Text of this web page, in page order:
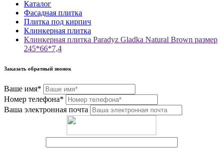
Каталог
Фасадная плитка
Плитка под кирпич
Клинкерная плитка
Клинкерная плитка Paradyz Gladka Natural Brown размер
245*66*7,4
Заказать обратный звонок
Ваше имя*
Номер телефона*
Ваша электронная почта